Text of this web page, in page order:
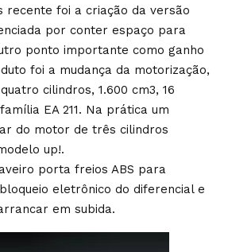
recente foi a criação da versão
por conter espaço para
ponto importante como ganho
foi a mudança da motorização,
cilindros, 1.600 cm3, 16
EA 211. Na prática um
do motor de três cilindros
up!.
porta freios ABS para
eletrônico do diferencial e
em subida.